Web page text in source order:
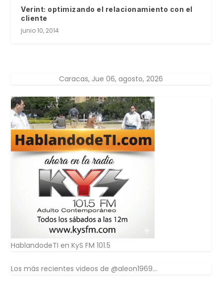
Verint: optimizando el relacionamiento con el
cliente
junio 10, 2014
Caracas, Jue 06, agosto, 2026
HablandodeTI en KyS FM 101.5
Los más recientes videos de @aleon1969...